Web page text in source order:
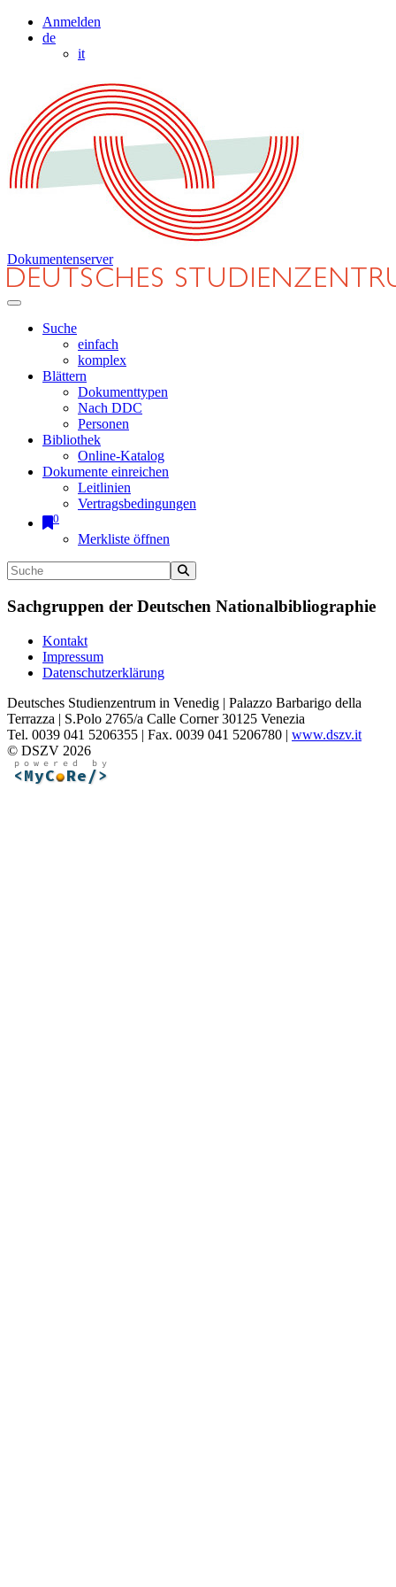
Anmelden
de
it
Dokumentenserver
Suche
einfach
komplex
Blättern
Dokumenttypen
Nach DDC
Personen
Bibliothek
Online-Katalog
Dokumente einreichen
Leitlinien
Vertragsbedingungen
0
Merkliste öffnen
Sachgruppen der Deutschen Nationalbibliographie
Kontakt
Impressum
Datenschutzerklärung
Deutsches Studienzentrum in Venedig | Palazzo Barbarigo della
Terrazza | S.Polo 2765/a Calle Corner 30125 Venezia
Tel. 0039 041 5206355 | Fax. 0039 041 5206780 | www.dszv.it
© DSZV 2026